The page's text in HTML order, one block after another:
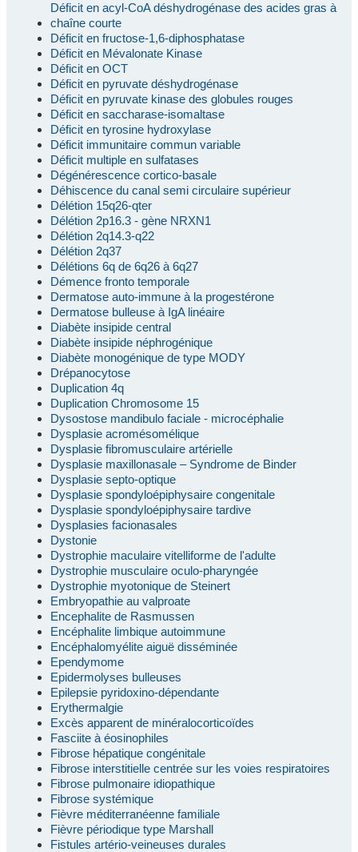
Déficit en acyl-CoA déshydrogénase des acides gras à
chaîne courte
Déficit en fructose-1,6-diphosphatase
Déficit en Mévalonate Kinase
Déficit en OCT
Déficit en pyruvate déshydrogénase
Déficit en pyruvate kinase des globules rouges
Déficit en saccharase-isomaltase
Déficit en tyrosine hydroxylase
Déficit immunitaire commun variable
Déficit multiple en sulfatases
Dégénérescence cortico-basale
Déhiscence du canal semi circulaire supérieur
Délétion 15q26-qter
Délétion 2p16.3 - gène NRXN1
Délétion 2q14.3-q22
Délétion 2q37
Délétions 6q de 6q26 à 6q27
Démence fronto temporale
Dermatose auto-immune à la progestérone
Dermatose bulleuse à IgA linéaire
Diabète insipide central
Diabète insipide néphrogénique
Diabète monogénique de type MODY
Drépanocytose
Duplication 4q
Duplication Chromosome 15
Dysostose mandibulo faciale - microcéphalie
Dysplasie acromésomélique
Dysplasie fibromusculaire artérielle
Dysplasie maxillonasale – Syndrome de Binder
Dysplasie septo-optique
Dysplasie spondyloépiphysaire congenitale
Dysplasie spondyloépiphysaire tardive
Dysplasies facionasales
Dystonie
Dystrophie maculaire vitelliforme de l'adulte
Dystrophie musculaire oculo-pharyngée
Dystrophie myotonique de Steinert
Embryopathie au valproate
Encephalite de Rasmussen
Encéphalite limbique autoimmune
Encéphalomyélite aiguë disséminée
Ependymome
Epidermolyses bulleuses
Epilepsie pyridoxino-dépendante
Erythermalgie
Excès apparent de minéralocorticoïdes
Fasciite à éosinophiles
Fibrose hépatique congénitale
Fibrose interstitielle centrée sur les voies respiratoires
Fibrose pulmonaire idiopathique
Fibrose systémique
Fièvre méditerranéenne familiale
Fièvre périodique type Marshall
Fistules artério-veineuses durales